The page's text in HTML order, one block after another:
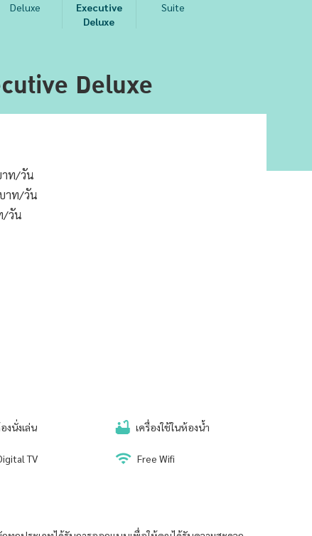
Deluxe
Executive
Deluxe
Suite
Deluxe
าท/วัน
าท/วัน
/วัน
งนั่งเล่น เครื่องใช้ในห้องน้ำ
TV Free Wifi